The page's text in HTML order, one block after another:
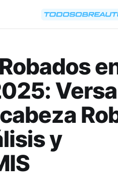
Versa
y